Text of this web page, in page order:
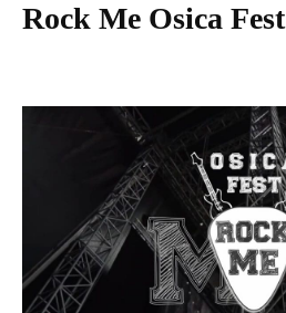
Rock Me Osica Fest